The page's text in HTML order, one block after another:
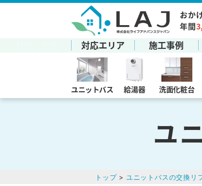
おか
年間
対応エリア 施工事例
ユニットバス 給湯器 洗面化粧台
ユ
トップ> ユニットバスの交換リ